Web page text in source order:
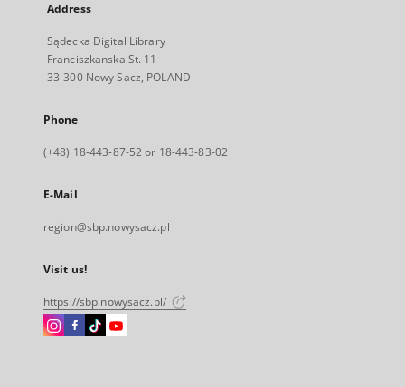
Address
Sądecka Digital Library
Franciszkanska St. 11
33-300 Nowy Sacz, POLAND
Phone
(+48) 18-443-87-52 or 18-443-83-02
E-Mail
region@sbp.nowysacz.pl
Visit us!
https://sbp.nowysacz.pl/
Instagram
Facebook
InstagramInstagram